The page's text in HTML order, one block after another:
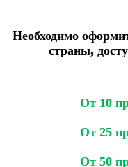
Необходимо
страны,
От 10
От 25
От 50